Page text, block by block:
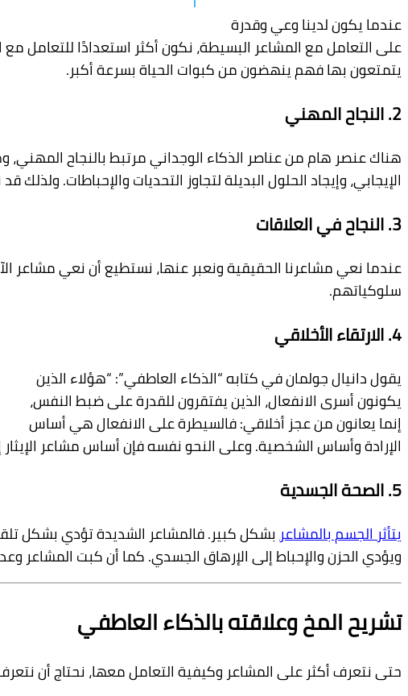
عندما يكون لدينا وعي وقدرة
على التعامل مع المشاعر البسيطة، نكون أكثر استعدادًا للتعامل
يتمتعون بها فهم ينهضون من كبوات الحياة بسرعة أكبر.
2. النجاح المهني
هناك عنصر هام من عناصر الذكاء الوجداني مرتبط بالنجاح
الإيجابي، وإيجاد الحلول البديلة لتجاوز التحديات والإحباطات.
3. النجاح في العلاقات
عندما نعي مشاعرنا الحقيقية ونعبر عنها، نستطيع أن نعي مشاعر
سلوكياتهم.
4. الارتقاء الأخلاقي
يقول دانيال جولمان في كتابه “الذكاء العاطفي”: “هؤلاء الذين
يكونون أسرى الانفعال، الذين يفتقرون للقدرة على ضبط النفس،
إنما يعانون من عجز أخلاقي: فالسيطرة على الانفعال هي أساس
الإرادة وأساس الشخصية. وعلى النحو نفسه فإن أساس مشاعر
5. الصحة الجسدية
يتأثر الجسم بالمشاعربشكل كبير. فالمشاعر الشديدة تؤدي بشكل
ويؤدي الحزن والإحباط إلى الإرهاق الجسدي. كما أن كبت المشاعر
تشريح المخ وعلاقته بالذكاء العاطفي
حتى نتعرف أكثر على المشاعر وكيفية التعامل معها، نحتاج أن